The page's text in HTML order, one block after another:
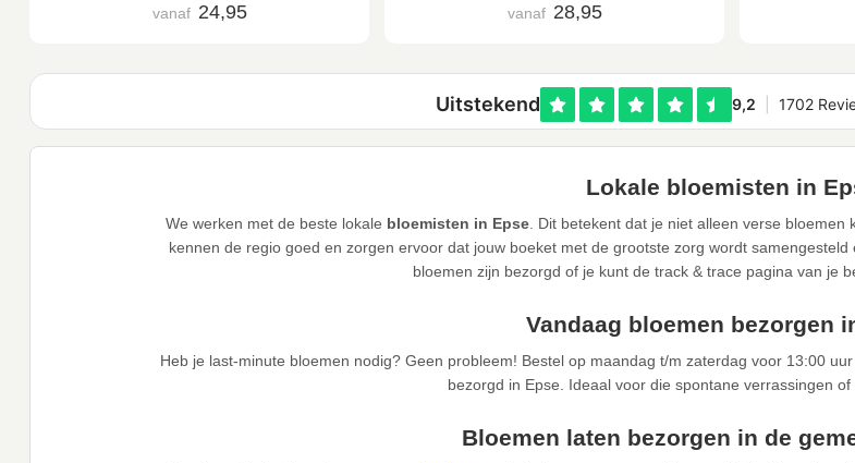
vanaf 24,95 vanaf 28,95
Lokale bloemisten in
We werken met de beste lokale bloemisten in Epse . Dit betekent dat je niet alleen verse
kennen de regio goed en zorgen ervoor dat jouw boeket met de grootste zorg wordt
bloemen zijn bezorgd of je kunt de track & trace pagina van je
Vandaag bloemen bezorgen
Heb je last-minute bloemen nodig? Geen probleem! Bestel op maandag t/m zaterdag voor 13:00
bezorgd in Epse. Ideaal voor die spontane verrassingen
Bloemen laten bezorgen in de